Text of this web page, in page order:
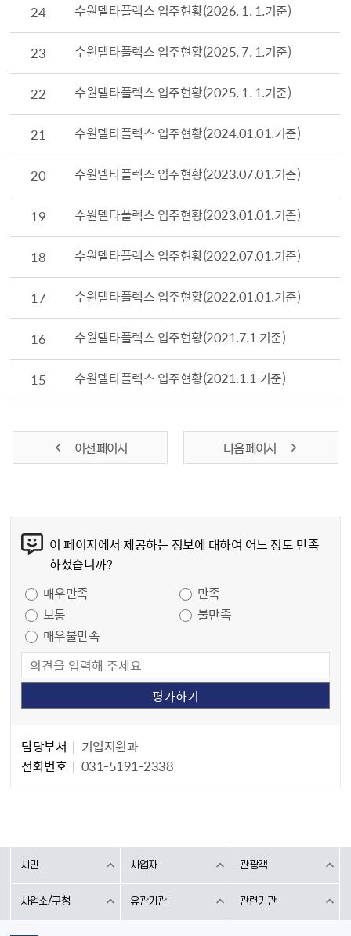
24 수원델타플렉스 입주현황(2026. 1. 1.기준)
23 수원델타플렉스 입주현황(2025. 7. 1.기준)
22 수원델타플렉스 입주현황(2025. 1. 1.기준)
21 수원델타플렉스 입주현황(2024.01.01.기준)
20 수원델타플렉스 입주현황(2023.07.01.기준)
19 수원델타플렉스 입주현황(2023.01.01.기준)
18 수원델타플렉스 입주현황(2022.07.01.기준)
17 수원델타플렉스 입주현황(2022.01.01.기준)
16 수원델타플렉스 입주현황(2021.7.1 기준)
15 수원델타플렉스 입주현황(2021.1.1 기준)
이전 페이지 다음 페이지
이 페이지에서 제공하는 정보에 대하여 어느 정도 만족
하셨습니까?
매우만족
만족
보통
불만족
매우불만족
담당부서
기업지원과
전화번호
031-5191-2338
시민 사업자 관광객
사업소/구청 유관기관 관련기관